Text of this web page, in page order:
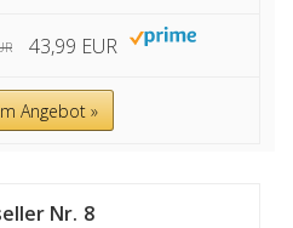
43,99 EUR
Angebot »
8